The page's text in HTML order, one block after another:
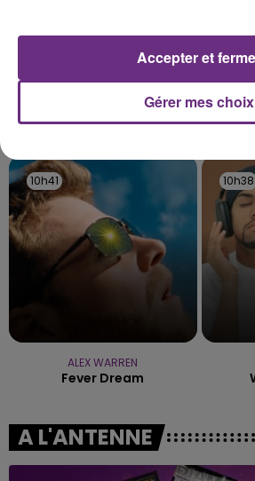
INDOCHINE
10h41
10h41
ALEX WARREN
Fever Dream
10h38
10h38
A L'ANTENNE
Gérer mes choix
Accepter et